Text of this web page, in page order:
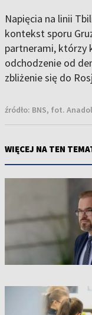
Napięcia na linii
kontekst sporu
partnerami, którzy
odchodzenie od
zbliżenie się do
źródło: BNS, fot.
WIĘCEJ NA TEN